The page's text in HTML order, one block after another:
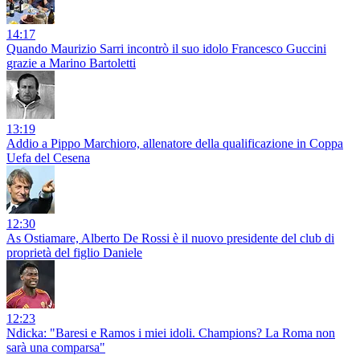
14:17
Quando Maurizio Sarri incontrò il suo idolo Francesco Guccini
grazie a Marino Bartoletti
13:19
Addio a Pippo Marchioro, allenatore della qualificazione in Coppa
Uefa del Cesena
12:30
As Ostiamare, Alberto De Rossi è il nuovo presidente del club di
proprietà del figlio Daniele
12:23
Ndicka: "Baresi e Ramos i miei idoli. Champions? La Roma non
sarà una comparsa"